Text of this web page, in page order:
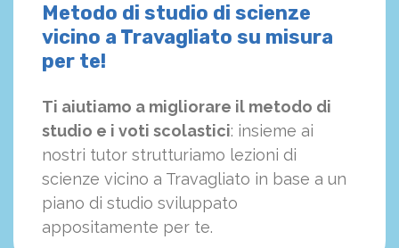
Metodo di studio di scienze
vicino a Travagliato su misura
per te!
Ti aiutiamo a migliorare il metodo di
studio e i voti scolastici: insieme ai
nostri tutor strutturiamo lezioni di
scienze vicino a Travagliato in base a un
piano di studio sviluppato
appositamente per te.